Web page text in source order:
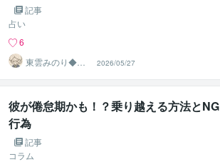
記事
占い
6
東雲みのり◆和
風タロット【み
のり庵】
2026/05/27
彼が倦怠期かも！？乗り越える方法とNG
行為
記事
コラム